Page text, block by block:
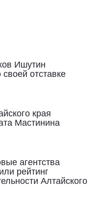
Ишутин
отставке
края
Мастинина
агентства
рейтинг
Алтайского